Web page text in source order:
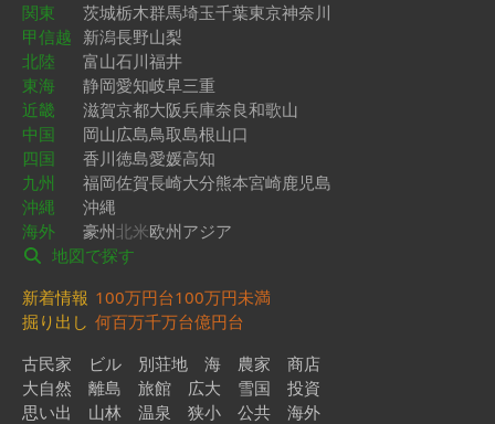
関東
茨城栃木群馬埼玉千葉東京神奈川
甲信越 新潟長野山梨
北陸
富山石川福井
東海
静岡愛知岐阜三重
近畿
滋賀京都大阪兵庫奈良和歌山
中国
岡山広島鳥取島根山口
四国
香川徳島愛媛高知
九州
福岡佐賀長崎大分熊本宮崎鹿児島
沖縄
沖縄
海外
豪州北米欧州アジア
地図で探す
新着情報 100万円台100万円未満
掘り出し 何百万千万台億円台
古民家
ビル 別荘地 海 農家
商店
大自然
離島 旅館 広大 雪国
投資
思い出
山林 温泉 狭小 公共
海外